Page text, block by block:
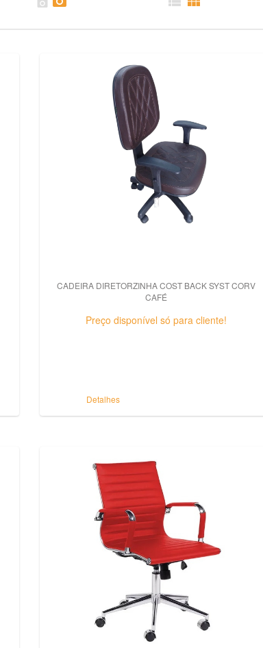

CADEIRA DIRETORZINHA COST BACK SYST CORV
CAFÉ
Preço disponível só para cliente!
Detalhes